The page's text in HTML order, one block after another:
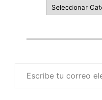
Escribe tu correo electrónico…